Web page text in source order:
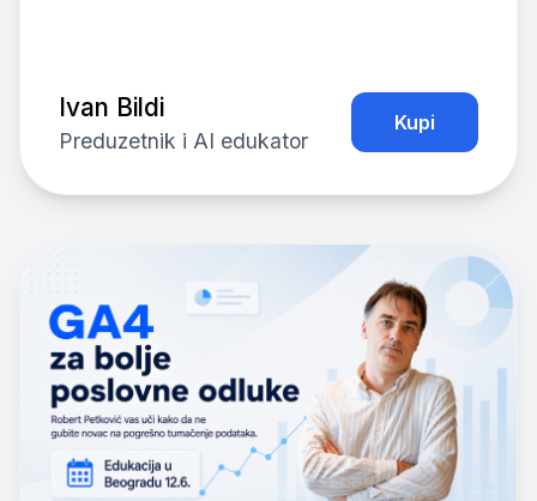
Ivan Bildi
Preduzetnik i AI edukator
Kupi